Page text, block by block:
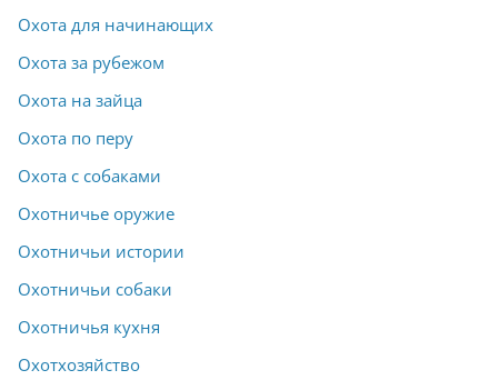
Охота для начинающих
Охота за рубежом
Охота на зайца
Охота по перу
Охота с собаками
Охотничье оружие
Охотничьи истории
Охотничьи собаки
Охотничья кухня
Охотхозяйство